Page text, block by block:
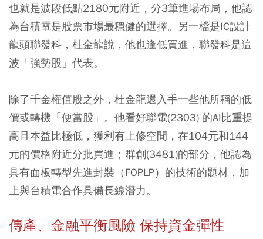
也就是波段低點2180元附近，分3筆進場布局，他認
為台積電是股票市場最穩健的選擇。另一檔是IC設計
龍頭聯發科，杜金龍說，他也逢低買進，聯發科是這
波「強勢股」代表。
除了千金權值股之外，杜金龍還入手一些他所稱的低
價或轉機「便當股」。他看好聯電(2303) 的AI比重提
高且本益比極低，獲利有上修空間，在104元和144
元的價格附近分批買進；群創(3481)的部分，他認為
具有面板轉型先進封裝（FOPLP）的技術的題材，加
上與台積電合作具備長線潛力。
傳產、金融平衡風險 保持資金彈性